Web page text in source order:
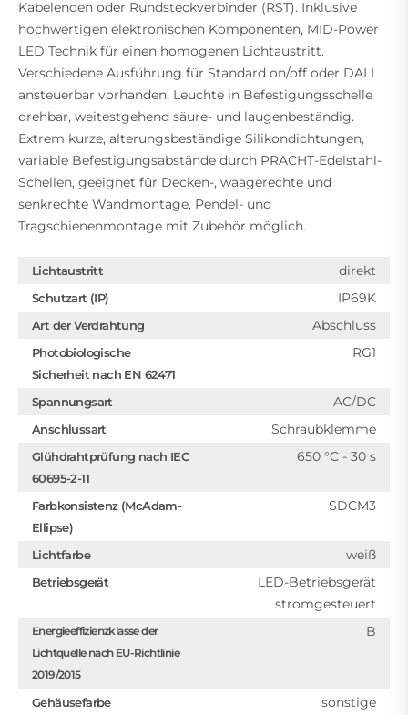
Kabelenden oder Rundsteckverbinder (RST). Inklusive
hochwertigen elektronischen Komponenten, MID-Power
LED Technik für einen homogenen Lichtaustritt.
Verschiedene Ausführung für Standard on/off oder DALI
ansteuerbar vorhanden. Leuchte in Befestigungsschelle
drehbar, weitestgehend säure- und laugenbeständig.
Extrem kurze, alterungsbeständige Silikondichtungen,
variable Befestigungsabstände durch PRACHT-Edelstahl-
Schellen, geeignet für Decken-, waagerechte und
senkrechte Wandmontage, Pendel- und
Tragschienenmontage mit Zubehör möglich.
Lichtaustritt direkt
Schutzart (IP) IP69K
Art der Verdrahtung Abschluss
Photobiologische
Sicherheit nach EN 62471
RG1
Spannungsart AC/DC
Anschlussart Schraubklemme
Glühdrahtprüfung nach IEC
60695-2-11
650 °C - 30 s
Farbkonsistenz (McAdam-
Ellipse)
SDCM3
Lichtfarbe weiß
Betriebsgerät
LED-Betriebsgerät
stromgesteuert
Energieeffizienzklasse der
Lichtquelle nach EU-Richtlinie
2019/2015
B
Gehäusefarbe sonstige